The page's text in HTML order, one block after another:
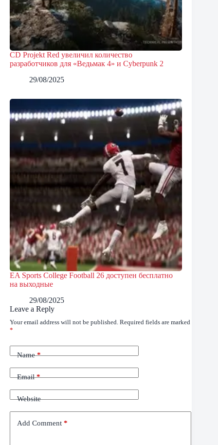
CD Projekt Red увеличил количество
разработчиков для «Ведьмак 4» и Cyberpunk 2
29/08/2025
EA Sports College Football 26 доступен бесплатно
на выходные
29/08/2025
Leave a Reply
Your email address will not be published. Required fields are marked
*
Name*
Email*
Website
Add Comment *